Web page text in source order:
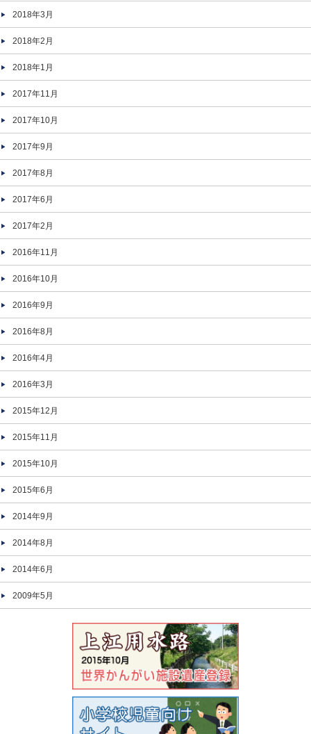
2018年3月
2018年2月
2018年1月
2017年11月
2017年10月
2017年9月
2017年8月
2017年6月
2017年2月
2016年11月
2016年10月
2016年9月
2016年8月
2016年4月
2016年3月
2015年12月
2015年11月
2015年10月
2015年6月
2014年9月
2014年8月
2014年6月
2009年5月